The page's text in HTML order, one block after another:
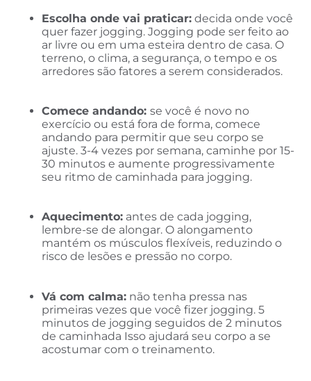
Escolha onde vai praticar: decida onde você
quer fazer jogging. Jogging pode ser feito ao
ar livre ou em uma esteira dentro de casa. O
terreno, o clima, a segurança, o tempo e os
arredores são fatores a serem considerados.
Comece andando: se você é novo no
exercício ou está fora de forma, comece
andando para permitir que seu corpo se
ajuste. 3-4 vezes por semana, caminhe por 15-
30 minutos e aumente progressivamente
seu ritmo de caminhada para jogging.
Aquecimento: antes de cada jogging,
lembre-se de alongar. O alongamento
mantém os músculos flexíveis, reduzindo o
risco de lesões e pressão no corpo.
Vá com calma: não tenha pressa nas
primeiras vezes que você fizer jogging. 5
minutos de jogging seguidos de 2 minutos
de caminhada Isso ajudará seu corpo a se
acostumar com o treinamento.